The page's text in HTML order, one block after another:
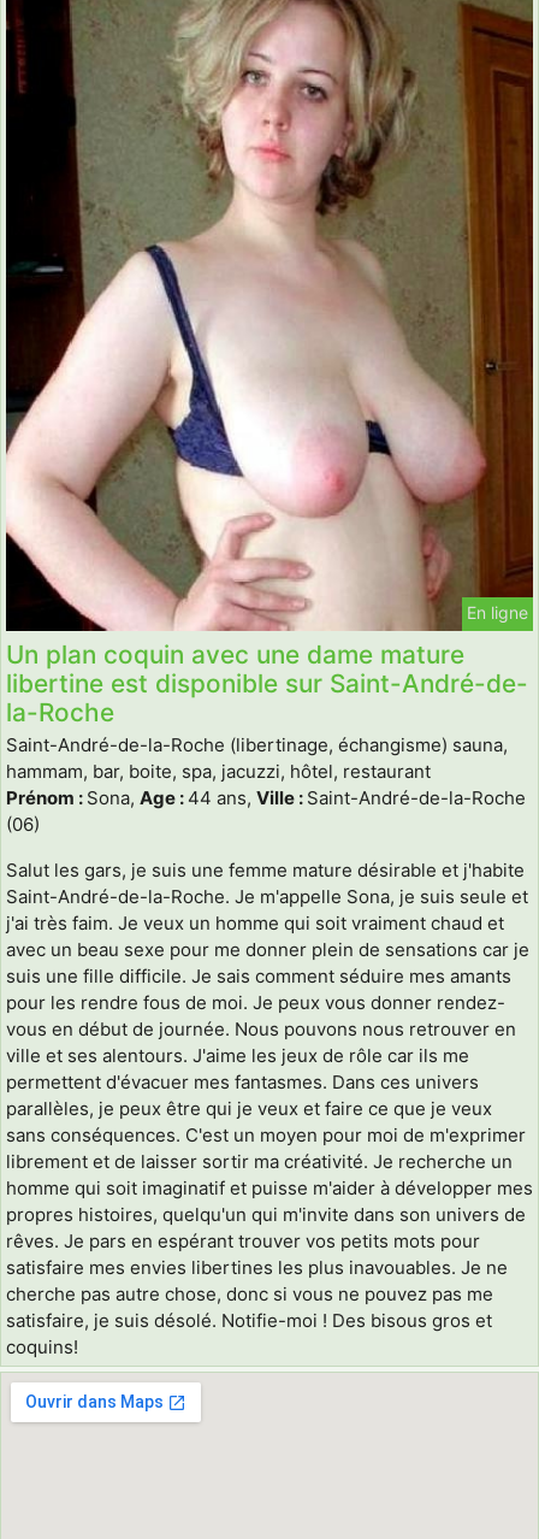
En ligne
Un plan coquin avec une dame mature
libertine est disponible sur Saint-André-de-
la-Roche
Saint-André-de-la-Roche (libertinage, échangisme) sauna,
hammam, bar, boite, spa, jacuzzi, hôtel, restaurant
Prénom : Sona, Age : 44 ans, Ville : Saint-André-de-la-Roche
(06)
Salut les gars, je suis une femme mature désirable et j'habite
Saint-André-de-la-Roche. Je m'appelle Sona, je suis seule et
j'ai très faim. Je veux un homme qui soit vraiment chaud et
avec un beau sexe pour me donner plein de sensations car je
suis une fille difficile. Je sais comment séduire mes amants
pour les rendre fous de moi. Je peux vous donner rendez-
vous en début de journée. Nous pouvons nous retrouver en
ville et ses alentours. J'aime les jeux de rôle car ils me
permettent d'évacuer mes fantasmes. Dans ces univers
parallèles, je peux être qui je veux et faire ce que je veux
sans conséquences. C'est un moyen pour moi de m'exprimer
librement et de laisser sortir ma créativité. Je recherche un
homme qui soit imaginatif et puisse m'aider à développer mes
propres histoires, quelqu'un qui m'invite dans son univers de
rêves. Je pars en espérant trouver vos petits mots pour
satisfaire mes envies libertines les plus inavouables. Je ne
cherche pas autre chose, donc si vous ne pouvez pas me
satisfaire, je suis désolé. Notifie-moi ! Des bisous gros et
coquins!